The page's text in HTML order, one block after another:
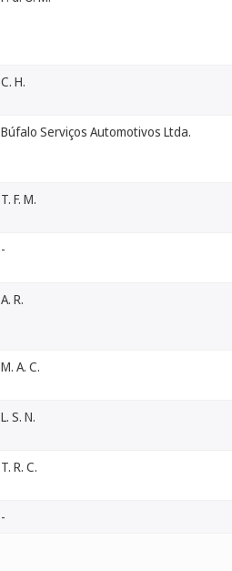
C. H.
Búfalo Serviços Automotivos Ltda.
T. F. M.
-
A. R.
M. A. C.
L. S. N.
T. R. C.
-